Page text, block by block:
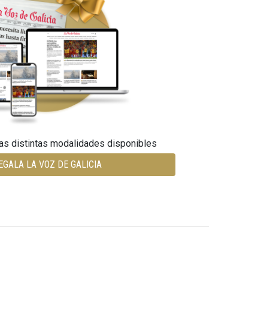
distintas modalidades disponibles
LA VOZ DE GALICIA